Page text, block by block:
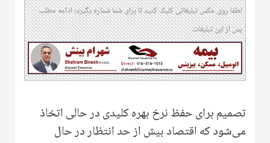
لطفا روی عکس تبلیغاتی کلیک کنید تا برای شما شماره بگیرد؛ ادامه مطلب
پس از این تبلیغات
تصمیم برای حفظ نرخ بهره کلیدی در حالی اتخاذ
می‌شود که اقتصاد بیش از حد انتظار در حال